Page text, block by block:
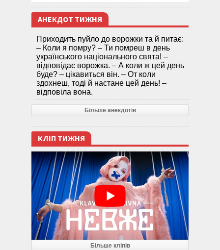
АНЕКДОТ ТИЖНЯ
Приходить пуйло до ворожки та й питає:
– Коли я помру? – Ти помреш в день
українського національного свята! –
відповідає ворожка. – А коли ж цей день
буде? – цікавиться він. – От коли
здохнеш, тоді й настане цей день! –
відповіла вона.
Більше анекдотів
КЛІП ТИЖНЯ
Більше кліпів